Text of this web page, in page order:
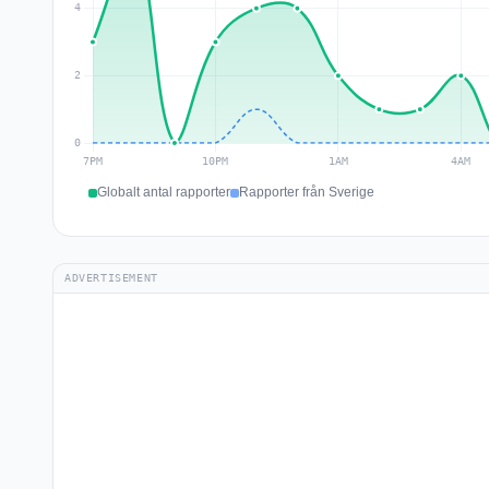
Globalt antal rapporter Rapporter från Sverige
ADVERTISEMENT